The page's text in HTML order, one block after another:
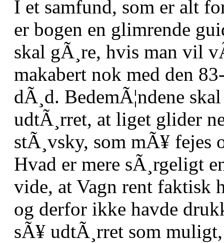
I et samfund, som er alt
er bogen en glimrende
skal gÃ¸re, hvis man vil
makabert nok med den
dÃ¸d. BedemÃ¦ndene
udtÃ¸rret, at liget glider
stÃ¸vsky, som mÃ¥ fejes
Hvad er mere sÃ¸rgeligt
vide, at Vagn rent faktisk
og derfor ikke havde
sÃ¥ udtÃ¸rret som